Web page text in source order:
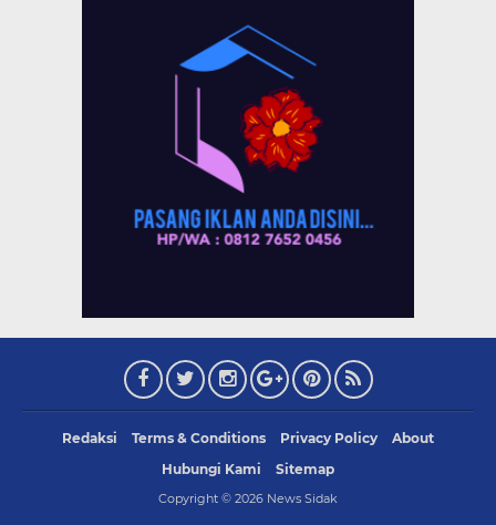
Redaksi Terms & Conditions Privacy Policy
About
Hubungi Kami
Sitemap
Copyright © 2026 News Sidak